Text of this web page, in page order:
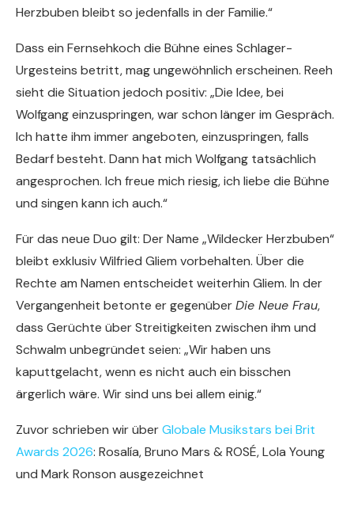
Herzbuben bleibt so jedenfalls in der Familie.“
Dass ein Fernsehkoch die Bühne eines Schlager-
Urgesteins betritt, mag ungewöhnlich erscheinen. Reeh
sieht die Situation jedoch positiv: „Die Idee, bei
Wolfgang einzuspringen, war schon länger im Gespräch.
Ich hatte ihm immer angeboten, einzuspringen, falls
Bedarf besteht. Dann hat mich Wolfgang tatsächlich
angesprochen. Ich freue mich riesig, ich liebe die Bühne
und singen kann ich auch.“
Für das neue Duo gilt: Der Name „Wildecker Herzbuben“
bleibt exklusiv Wilfried Gliem vorbehalten. Über die
Rechte am Namen entscheidet weiterhin Gliem. In der
Vergangenheit betonte er gegenüberDie Neue Frau,
dass Gerüchte über Streitigkeiten zwischen ihm und
Schwalm unbegründet seien: „Wir haben uns
kaputtgelacht, wenn es nicht auch ein bisschen
ärgerlich wäre. Wir sind uns bei allem einig.“
Zuvor schrieben wir überGlobale Musikstars bei Brit
Awards 2026: Rosalía, Bruno Mars & ROSÉ, Lola Young
und Mark Ronson ausgezeichnet